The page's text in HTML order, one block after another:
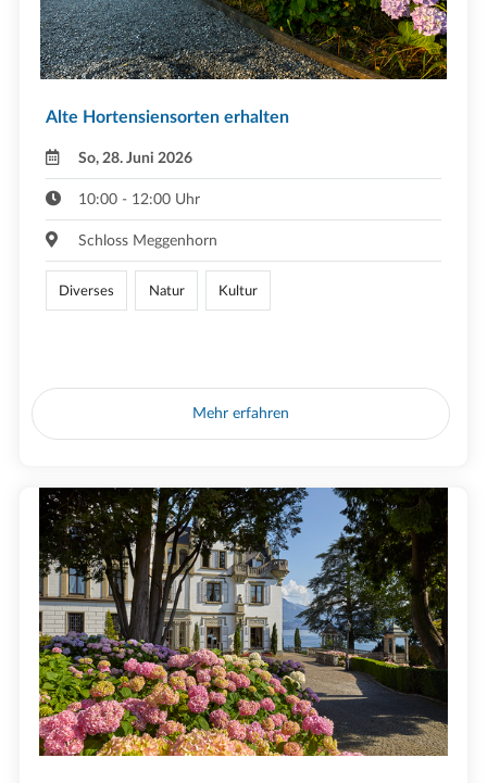
Alte Hortensiensorten erhalten
So, 28. Juni 2026
10:00 - 12:00 Uhr
Schloss Meggenhorn
Diverses Natur Kultur
Mehr erfahren